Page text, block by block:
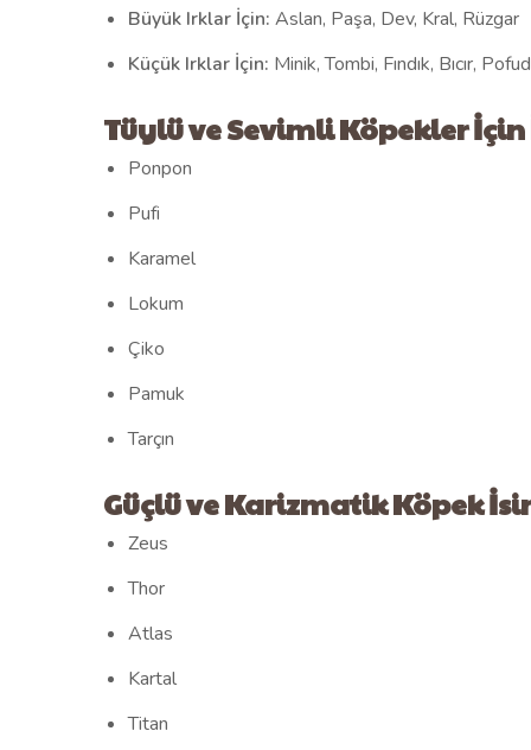
Büyük Irklar İçin: Aslan, Paşa, Dev, Kral, Rüzgar
Küçük Irklar İçin: Minik, Tombi, Fındık, Bıcır,
Tüylü ve Sevimli Köpekler
Ponpon
Pufi
Karamel
Lokum
Çiko
Pamuk
Tarçın
Güçlü ve Karizmatik Köpek
Zeus
Thor
Atlas
Kartal
Titan